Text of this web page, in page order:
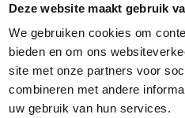
Deze website maakt gebruik
We gebruiken cookies om
bieden en om ons
site met onze partners voor
combineren met andere
uw gebruik van hun services.